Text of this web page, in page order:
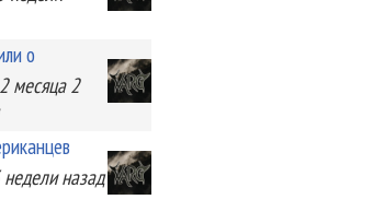
о
2 месяца 2
назад